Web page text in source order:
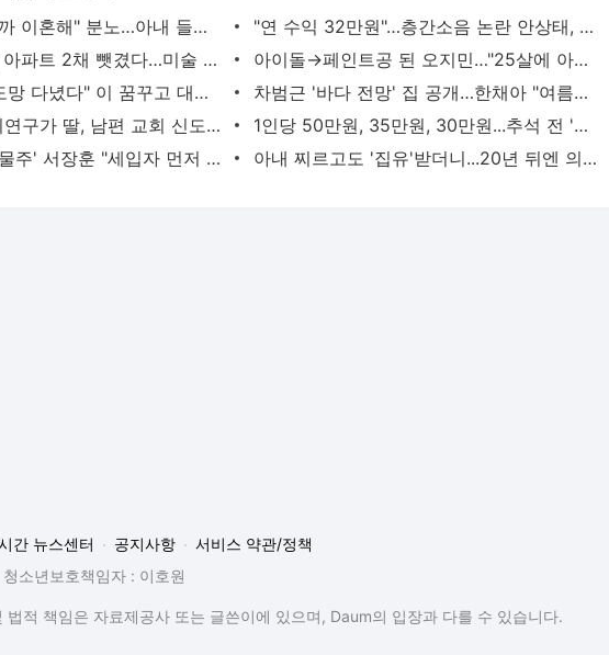
서장훈 "어리니까 이혼해" 분노…아내 들들 볶는 12살 연상 '꼰대 남편' - 머니투데이
"연 수익 32만원"…층간소음 논란 안상태, 안타까운 근황 - 머니투데이
조영남 "가족에 아파트 2채 뺏겼다…미술 대작 논란 후엔 파산" - 머니투데이
아이돌→페인트공 된 오지민…"25살에 아이 생겨, 아내 말에 결혼 결심" - 머니투데이
"온몸에 똥칠, 도망 다녔다" 이 꿈꾸고 대박…20억 복권 당첨됐다 - 머니투데이
차범근 '바다 전망' 집 공개…한채아 "여름휴가 시댁에서" - 머니투데이
[단독]유명 요리연구가 딸, 남편 교회 신도에 4억 못 갚아 소송 당해 - 머니투데이
1인당 50만원, 35만원, 30만원...추석 전 '민생지원금' 받는 곳 - 머니투데이
'착한 700억 건물주' 서장훈 "세입자 먼저 내보낸 적 한 번도 없다" - 머니투데이
아내 찌르고도 '집유'받더니...20년 뒤엔 의붓딸 '살해'한 남성[뉴스속오늘] - 머니투데이
간 뉴스센터 공지사항
서비스 약관/정책
청소년보호책임자 : 이호원
법적 책임은 자료제공사 또는 글쓴이에 있으며, Daum의 입장과 다를 수 있습니다.